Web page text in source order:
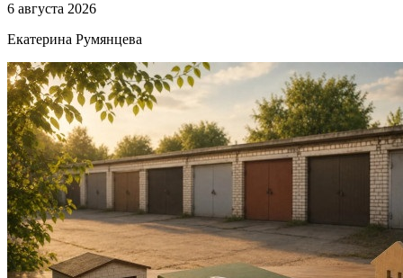
6 августа 2026
Екатерина Румянцева